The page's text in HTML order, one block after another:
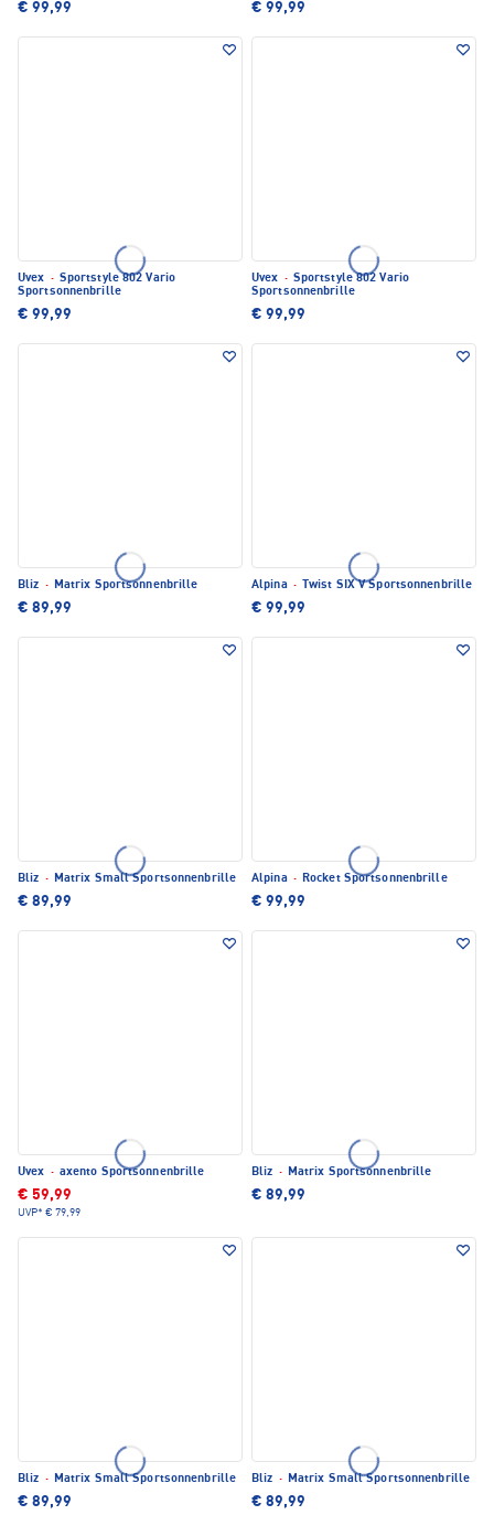
€ 99,99 € 99,99
Uvex · Sportstyle 802 Vario
Sportsonnenbrille
€ 99,99
Uvex · Sportstyle 802 Vario
Sportsonnenbrille
€ 99,99
Bliz · Matrix Sportsonnenbrille
€ 89,99
Alpina · Twist SIX V Sportsonnenbrille
€ 99,99
Bliz · Matrix Small Sportsonnenbrille
€ 89,99
Alpina · Rocket Sportsonnenbrille
€ 99,99
Uvex · axento Sportsonnenbrille
€ 59,99
UVP* € 79,99
Bliz · Matrix Sportsonnenbrille
€ 89,99
Bliz · Matrix Small Sportsonnenbrille
€ 89,99
Bliz · Matrix Small Sportsonnenbrille
€ 89,99